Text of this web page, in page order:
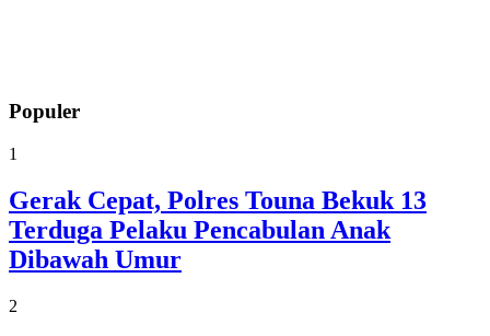
Populer
1
Gerak Cepat, Polres Touna Bekuk 13
Terduga Pelaku Pencabulan Anak
Dibawah Umur
2